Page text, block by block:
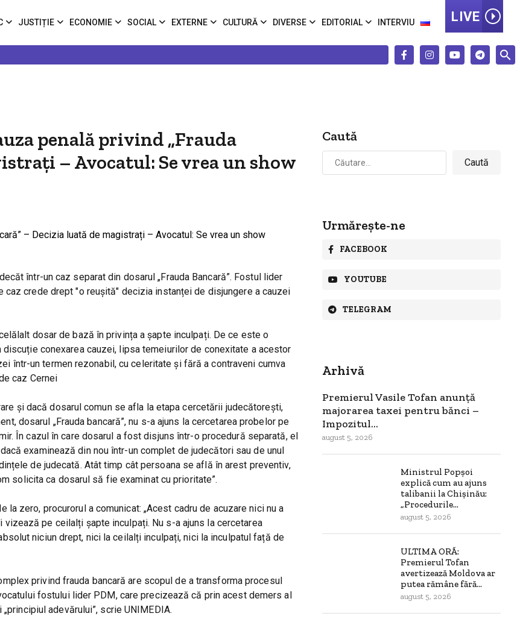
JUSTIȚIE ECONOMIE SOCIAL EXTERNE CULTURĂ DIVERSE EDITORIAL INTERVIU LIVE
penală privind „Frauda
– Avocatul: Se vrea un show
într-un caz separat din dosarul „Frauda Bancară”. Fostul lider
crede drept "o reușită" decizia instanței de disjungere a cauzei
dosar de bază în privința a șapte inculpați. De ce este o
conexarea cauzei, lipsa temeiurilor de conexitate a acestor
într-un termen rezonabil, cu celeritate și fără a contraveni cumva
caz Cernei
și dacă dosarul comun se afla la etapa cercetării judecătorești,
dosarul „Frauda bancară”, nu s-a ajuns la cercetarea probelor pe
În cazul în care dosarul a fost disjuns într-o procedură separată, el
examinează din nou într-un complet de judecători sau de unul
de judecată. Atât timp cât persoana se află în arest preventiv,
solicita ca dosarul să fie examinat cu prioritate”.
zero, procurorul a comunicat: „Acest cadru de acuzare nici nu a
pe ceilalți șapte inculpați. Nu s-a ajuns la cercetarea
niciun drept, nici la ceilalți inculpați, nici la inculpatul față de
privind frauda bancară are scopul de a transforma procesul
fostului lider PDM, care precizează că prin acest demers al
adevărului”, scrie UNIMEDIA.
Caută
Caută
după:
Urmărește-ne
FACEBOOK
YOUTUBE
TELEGRAM
Arhivă
Premierul Vasile Tofan anunță
majorarea taxei pentru bănci –
Impozitul...
august 5, 2026
Ministrul Popșoi
explică cum au ajuns
talibanii la Chișinău:
„Procedurile...
august 5, 2026
ULTIMA ORĂ:
Premierul Tofan
avertizează Moldova ar
putea rămâne fără...
august 5, 2026